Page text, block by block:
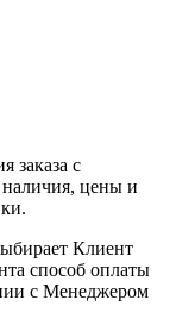
заказа с
цены и
Клиент
способ оплаты
с Менеджером